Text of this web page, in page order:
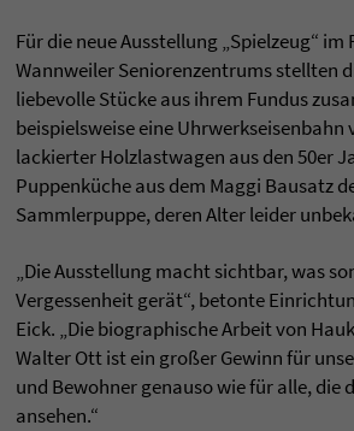
Für die neue Ausstellung „Spielzeug“ im
Wannweiler Seniorenzentrums stellten
liebevolle Stücke aus ihrem Fundus
beispielsweise eine Uhrwerkseisenbahn
lackierter Holzlastwagen aus den 50er
Puppenküche aus dem Maggi Bausatz
Sammlerpuppe, deren Alter leider
„Die Ausstellung macht sichtbar, was
Vergessenheit gerät“, betonte
Eick. „Die biographische Arbeit von
Walter Ott ist ein großer Gewinn für
und Bewohner genauso wie für alle, die
ansehen.“